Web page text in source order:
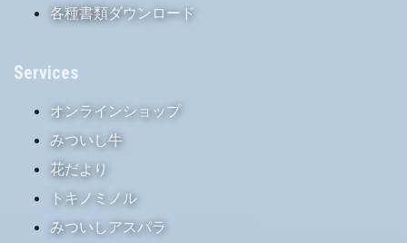
各種書類ダウンロード
Services
オンラインショップ
みついし牛
花だより
トキノミノル
みついしアスパラ